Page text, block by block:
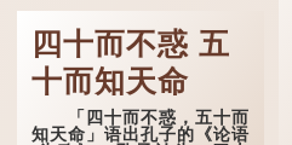
民间流传有一种说法，
人会将一些不欲为人所知的
记忆藏于颈后之处。如果忽
然吐真言，就好像被不明东
西（如鬼魂）在后脑拍了一
四十而不惑 五
十而知天命
「四十而不惑，五十而
知天命」语出孔子的《论语